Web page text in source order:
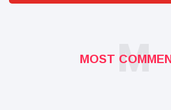
MOST M